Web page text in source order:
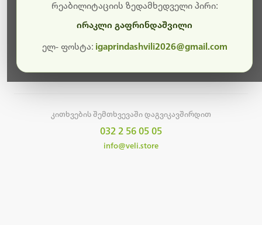
კითხვების შემთხვევაში დაგვიკავშირდით
032 2 56 05 05
info@veli.store
რეაბილიტაციის ზედამხედველი პირი:
ირაკლი გაფრინდაშვილი
ელ- ფოსტა: igaprindashvili2026@gmail.com